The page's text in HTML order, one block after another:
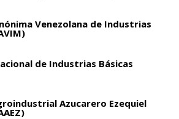
Venezolana de Industrias
de Industrias Básicas
Azucarero Ezequiel